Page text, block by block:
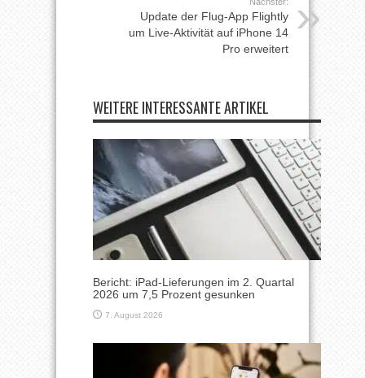
Update der Flug-App Flightly
um Live-Aktivität auf iPhone 14
Pro erweitert
WEITERE INTERESSANTE ARTIKEL
Bericht: iPad-Lieferungen im 2. Quartal
2026 um 7,5 Prozent gesunken
7. August 2026